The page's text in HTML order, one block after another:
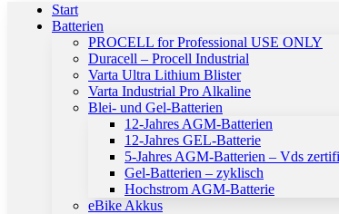
Start
Batterien
PROCELL for Professional USE ONLY
Duracell – Procell Industrial
Varta Ultra Lithium Blister
Varta Industrial Pro Alkaline
Blei- und Gel-Batterien
12-Jahres AGM-Batterien
12-Jahres GEL-Batterie
5-Jahres AGM-Batterien – Vds
Gel-Batterien – zyklisch
Hochstrom AGM-Batterie
eBike Akkus